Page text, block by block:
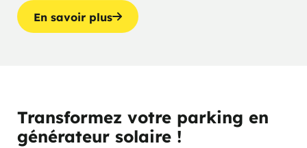
En savoir plus
Transformez votre parking en
générateur solaire !